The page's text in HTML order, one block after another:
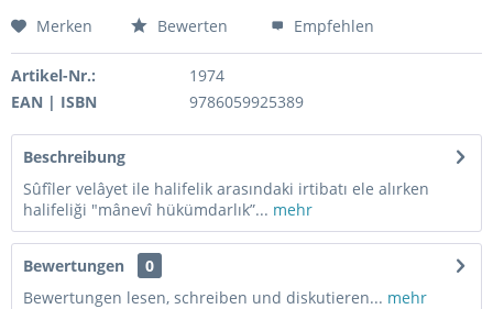
Merken Bewerten Empfehlen
Artikel-Nr.:
1974
EAN | ISBN
9786059925389
Beschreibung
Sûfîler velâyet ile halifelik arasındaki irtibatı ele alırken
halifeliği "mânevî hükümdarlık”... mehr
Bewertungen
0
Bewertungen lesen, schreiben und diskutieren... mehr